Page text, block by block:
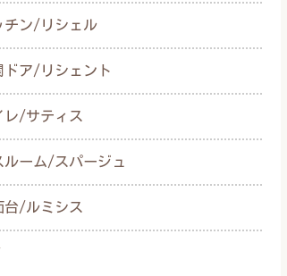
チン/リシェル
ドア/リシェント
レ/サティス
ルーム/スパージュ
台/ルミシス